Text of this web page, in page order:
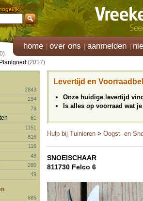
home over ons aanmelden
(2017)
2843
294
78
61
1151
816
116
48
280
49
685
Levertijd en
Onze huidige levertijd
Is alles op voorraad wat
Hulp bij Tuinieren > Oogst- en
SNOEISCHAAR
811730 Felco 6